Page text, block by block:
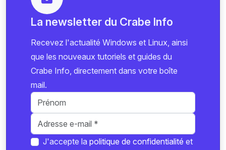
La newsletter du Crabe Info
Recevez l'actualité Windows et Linux, ainsi
que les nouveaux tutoriels et guides du
Crabe Info, directement dans votre boîte
mail.
J'accepte la politique de confidentialité et